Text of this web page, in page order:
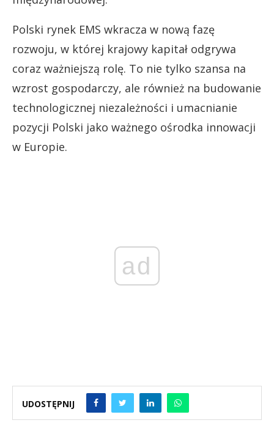
Polski rynek EMS wkracza w nową fazę
rozwoju, w której krajowy kapitał odgrywa
coraz ważniejszą rolę. To nie tylko szansa na
wzrost gospodarczy, ale również na budowanie
technologicznej niezależności i umacnianie
pozycji Polski jako ważnego ośrodka innowacji
w Europie.
ad
UDOSTĘPNIJ